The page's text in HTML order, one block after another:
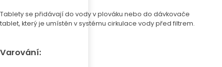
Tablety se přidávají do vody v plováku nebo do dávkovače
tablet, který je umístěn v systému cirkulace vody před filtrem.
Varování: